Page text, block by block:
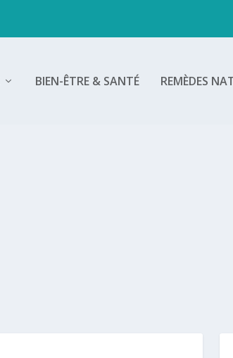
BIEN-ÊTRE & SANTÉ REMÈDES